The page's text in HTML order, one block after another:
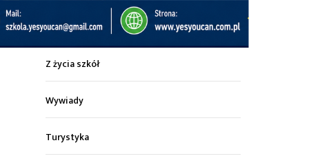
Wiadomości z regionu
Z życia szkół
Wywiady
Turystyka